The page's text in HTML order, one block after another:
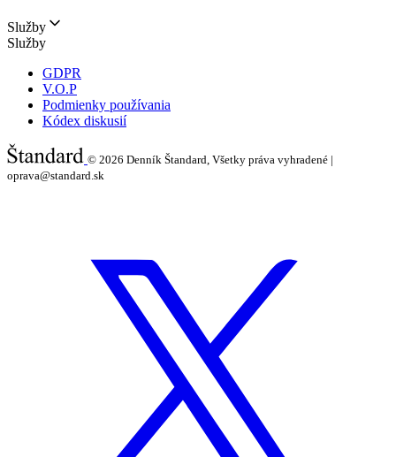
Služby
Služby
GDPR
V.O.P
Podmienky používania
Kódex diskusií
© 2026 Denník Štandard, Všetky práva vyhradené |
oprava@standard.sk